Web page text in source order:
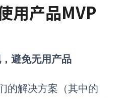
用产品MVP
避免无用产品
的解决方案（其中的